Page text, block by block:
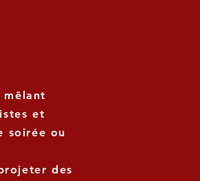
mêlant
et
soirée ou
des